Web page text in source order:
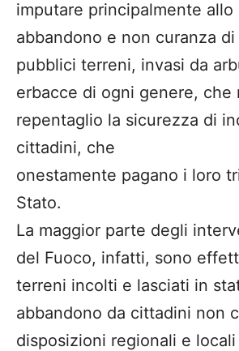
imputare principalmente allo
abbandono e non curanza
pubblici terreni, invasi da
erbacce di ogni genere, che
repentaglio la sicurezza di
cittadini, che
onestamente pagano i loro
Stato.
La maggior parte degli
del Fuoco, infatti, sono
terreni incolti e lasciati in
abbandono da cittadini non
disposizioni regionali e